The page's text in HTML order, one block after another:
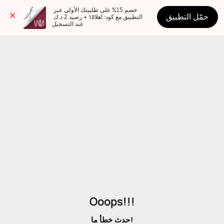
عند التسجيل
حمّل التطبيق
Ooops!!!
حدث خطأ ما!